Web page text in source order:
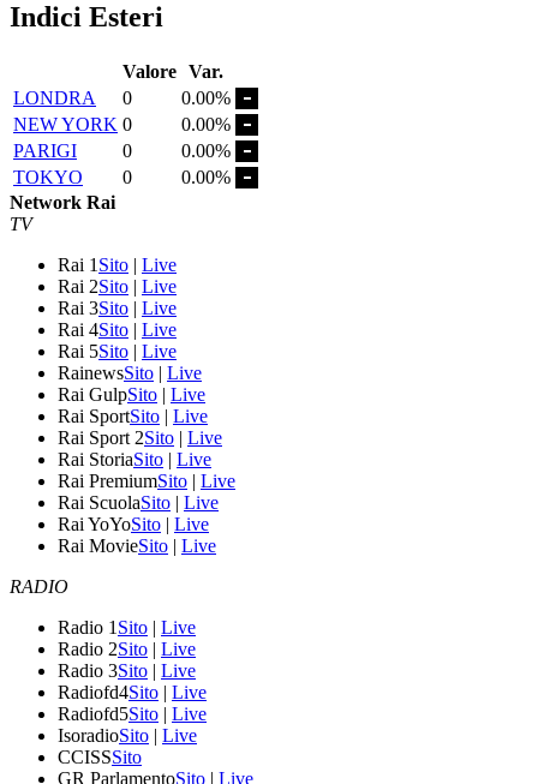
Indici Esteri
Valore Var.
LONDRA
0
0.00%
NEW YORK 0
0.00%
PARIGI
0
0.00%
TOKYO
0
0.00%
Network Rai
TV
Rai 1 Sito | Live
Rai 2Sito | Live
Rai 3Sito | Live
Rai 4Sito | Live
Rai 5Sito | Live
RainewsSito | Live
Rai GulpSito | Live
Rai SportSito | Live
Rai Sport 2Sito | Live
Rai StoriaSito | Live
Rai PremiumSito | Live
Rai ScuolaSito | Live
Rai YoYoSito | Live
Rai MovieSito | Live
RADIO
Radio 1 Sito | Live
Radio 2Sito | Live
Radio 3Sito | Live
Radiofd4Sito | Live
Radiofd5Sito | Live
IsoradioSito | Live
CCISSSito
GR ParlamentoSito | Live